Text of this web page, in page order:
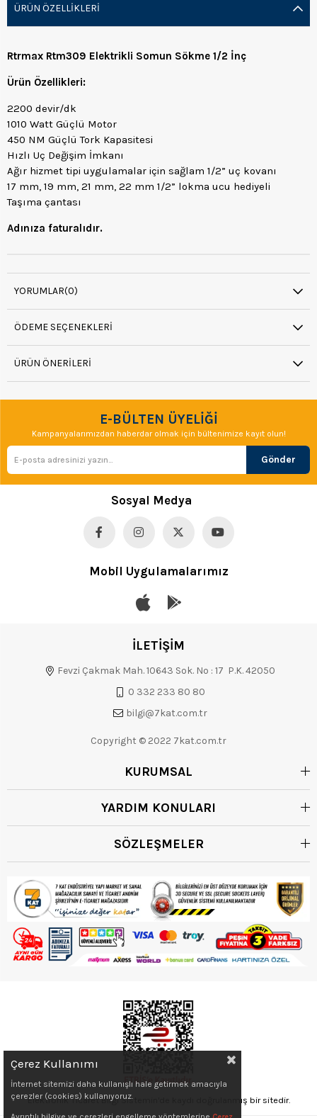
ÜRÜN ÖZELLIKLERI
Rtrmax Rtm309 Elektrikli Somun Sökme 1/2 İnç
Ürün Özellikleri:
2200 devir/dk
1010 Watt Güçlü Motor
450 NM Güçlü Tork Kapasitesi
Hızlı Uç Değişim İmkanı
Ağır hizmet tipi uygulamalar için sağlam 1/2” uç kovanı
17 mm, 19 mm, 21 mm, 22 mm 1/2” lokma ucu hediyeli
Taşıma çantası
Adınıza faturalıdır.
YORUMLAR(0)
ÖDEME SEÇENEKLERI
ÜRÜN ÖNERILERI
E-BÜLTEN ÜYELİĞİ
Kampanyalarımızdan haberdar olmak için bültenimize kayıt olun!
Gönder
Sosyal Medya
Mobil Uygulamalarımız
İLETİŞİM
Fevzi Çakmak Mah. 10643 Sok. No : 17 P.K. 42050
0 332 233 80 80
bilgi@7kat.com.tr
Copyright © 2022 7kat.com.tr
KURUMSAL
YARDIM KONULARI
SÖZLEŞMELER
Elektronik Ticaret Bilgi Sistemin'de kaydı doğrulanmış bir sitedir.
Çerez Kullanımı
İnternet sitemizi daha kullanışlı hale getirmek amacıyla
çerezler (cookies) kullanıyoruz.